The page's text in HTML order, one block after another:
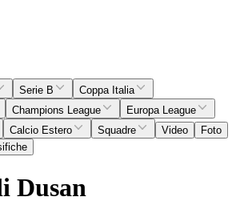
Serie B
Coppa Italia
Champions League
Europa League
Calcio Estero Squadre Video
Foto
Dusan